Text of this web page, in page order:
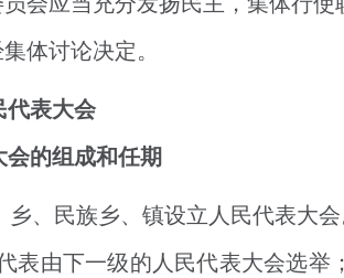
体讨论决定。
表大会
的组成和任期
、民族乡、镇设立人民代表大会
表由下一级的人民代表大会选举